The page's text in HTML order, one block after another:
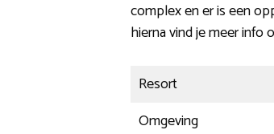
complex en er is een
hierna vind je meer info
Resort
Omgeving